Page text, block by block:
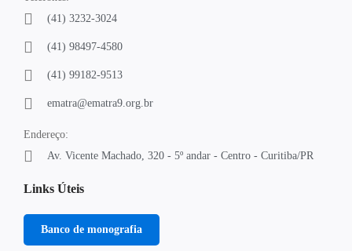
(41) 3232-3024
(41) 98497-4580
(41) 99182-9513
ematra@ematra9.org.br
Endereço:
Av. Vicente Machado, 320 - 5º andar - Centro - Curitiba/PR
Links Úteis
Banco de monografia